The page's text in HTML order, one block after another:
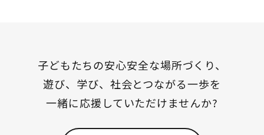
子どもたちの安心安全な場所づくり、
遊び、学び、社会とつながる一歩を
一緒に応援していただけませんか?